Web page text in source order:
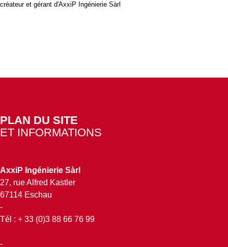
créateur et gérant d'AxxiP Ingénierie Sàrl
PLAN DU SITE
ET INFORMATIONS
AxxiP Ingénierie Sàrl
27, rue Alfred Kastler
67114 Eschau
-
Tél : + 33 (0)3 88 66 76 99
-